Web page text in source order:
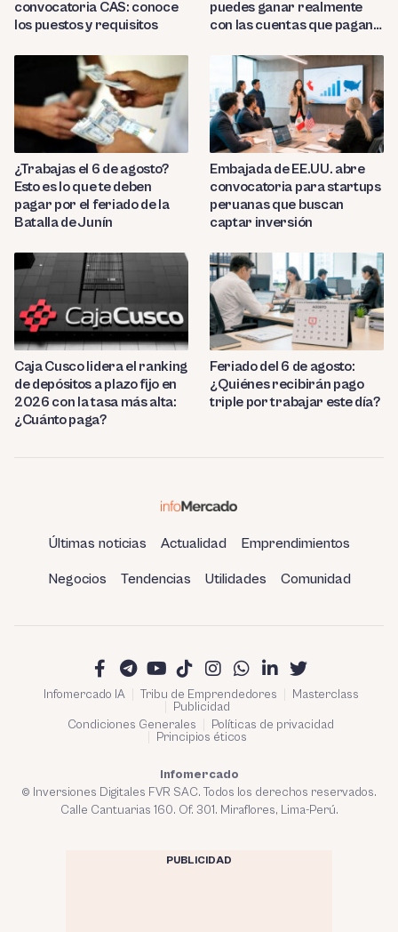
convocatoria CAS: conoce
los puestos y requisitos
puedes ganar realmente
con las cuentas que pagan
¿Trabajas el 6 de agosto?
Esto es lo que te deben
pagar por el feriado de la
Batalla de Junín
Embajada de EE.UU. abre
convocatoria para startups
peruanas que buscan
captar inversión
Caja Cusco lidera el ranking
de depósitos a plazo fijo en
2026 con la tasa más alta:
¿Cuánto paga?
Feriado del 6 de agosto:
¿Quiénes recibirán pago
triple por trabajar este día?
Últimas noticias Actualidad Emprendimientos
Negocios Tendencias Utilidades Comunidad
Infomercado IA Tribu de Emprendedores
Masterclass
Publicidad
Condiciones Generales
Políticas de privacidad
Principios éticos
Infomercado
© Inversiones Digitales FVR SAC. Todos los derechos reservados.
Calle Cantuarias 160. Of. 301. Miraflores, Lima-Perú.
PUBLICIDAD